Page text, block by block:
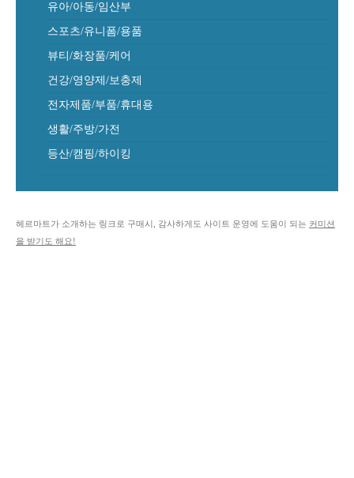
유아/아동/임산부
스포츠/유니폼/용품
뷰티/화장품/케어
건강/영양제/보충제
전자제품/부품/휴대용
생활/주방/가전
등산/캠핑/하이킹
헤르마트가 소개하는 링크로 구매시, 감사하게도 사이트 운영에 도움이 되는 커미션
을 받기도 해요!